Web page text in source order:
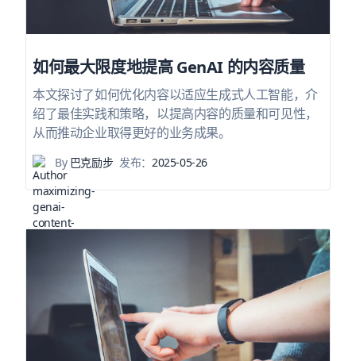
如何最大限度地提高 GenAI 的内容质量
本文探讨了如何优化内容以适应生成式人工智能，介
绍了最佳实践和策略，以提高内容的质量和可见性，
从而推动企业取得更好的业务成果。
By巴克励步 发布：2025-05-26